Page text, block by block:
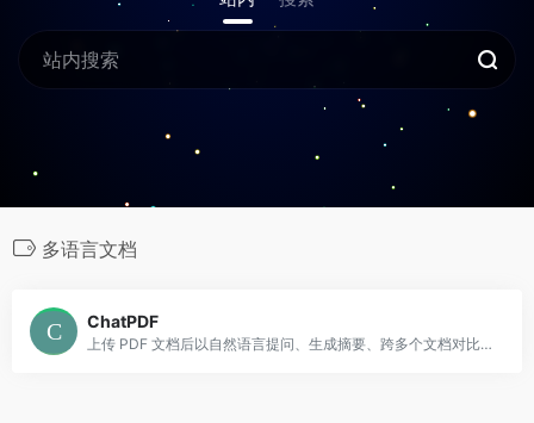
多语言文档
ChatPDF
上传 PDF 文档后以自然语言提问、生成摘要、跨多个文档对比内容，并提供免费与付费方案。特别适合学生、研究人员和专业人士快速理解长篇文档与查找关键信息。